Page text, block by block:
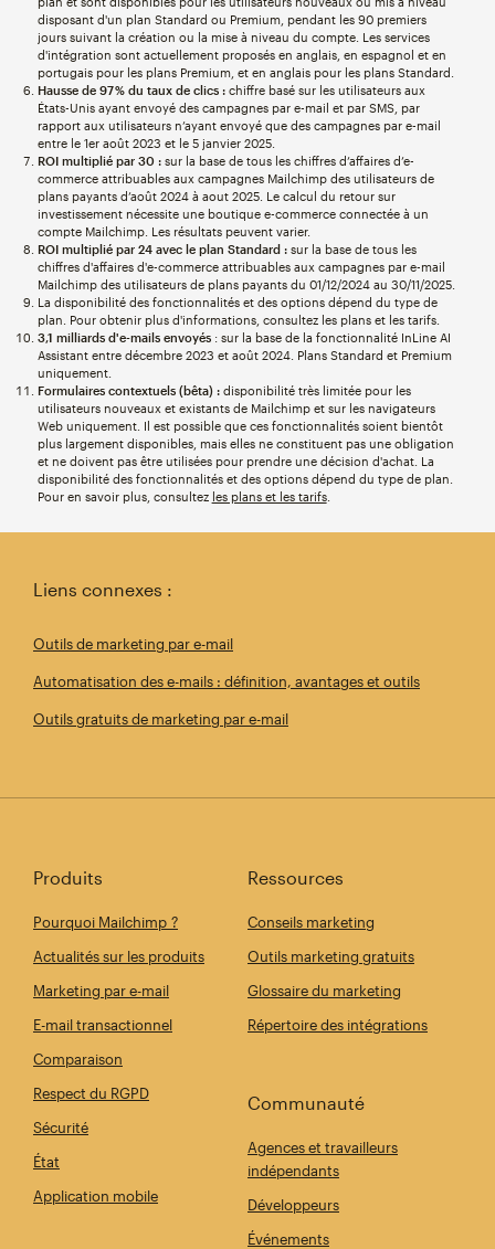
disposant d'un plan Standard ou Premium, pendant les 90 premiers
jours suivant la création ou la mise à niveau du compte. Les services
d'intégration sont actuellement proposés en anglais, en espagnol et en
portugais pour les plans Premium, et en anglais pour les plans Standard.
Hausse de 97 % du taux de clics :chiffre basé sur les utilisateurs aux
États-Unis ayant envoyé des campagnes par e-mail et par SMS, par
rapport aux utilisateurs n’ayant envoyé que des campagnes par e-mail
entre le 1er août 2023 et le 5 janvier 2025.
ROI multiplié par 30 :sur la base de tous les chiffres d’affaires d’e-
commerce attribuables aux campagnes Mailchimp des utilisateurs de
plans payants d’août 2024 à aout 2025. Le calcul du retour sur
investissement nécessite une boutique e-commerce connectée à un
compte Mailchimp. Les résultats peuvent varier.
ROI multiplié par 24 avec le plan Standard :sur la base de tous les
chiffres d'affaires d'e-commerce attribuables aux campagnes par e-mail
Mailchimp des utilisateurs de plans payants du 01/12/2024 au 30/11/2025.
La disponibilité des fonctionnalités et des options dépend du type de
plan. Pour obtenir plus d'informations, consultez les plans et les tarifs.
3,1 milliards d'e-mails envoyés: sur la base de la fonctionnalité InLine AI
Assistant entre décembre 2023 et août 2024. Plans Standard et Premium
uniquement.
Formulaires contextuels (bêta) :disponibilité très limitée pour les
utilisateurs nouveaux et existants de Mailchimp et sur les navigateurs
Web uniquement. Il est possible que ces fonctionnalités soient bientôt
plus largement disponibles, mais elles ne constituent pas une obligation
et ne doivent pas être utilisées pour prendre une décision d'achat. La
disponibilité des fonctionnalités et des options dépend du type de plan.
Pour en savoir plus, consultez les plans et les tarifs.
Liens connexes :
Outils de marketing par e-mail
Automatisation des e-mails : définition, avantages et outils
Outils gratuits de marketing par e-mail
Produits
Pourquoi Mailchimp ?
Actualités sur les produits
Marketing par e-mail
E-mail transactionnel
Comparaison
Respect du RGPD
Sécurité
État
Application mobile
Ressources
Conseils marketing
Outils marketing gratuits
Glossaire du marketing
Répertoire des intégrations
Communauté
Agences et travailleurs
indépendants
Développeurs
Événements